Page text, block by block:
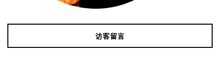
访客留言